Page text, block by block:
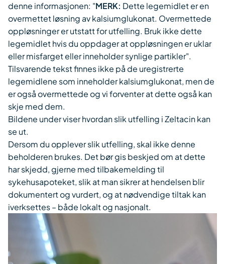
denne informasjonen: "MERK: Dette legemidlet er en
overmettet løsning av kalsiumglukonat. Overmettede
oppløsninger er utstatt for utfelling. Bruk ikke dette
legemidlet hvis du oppdager at oppløsningen er uklar
eller misfarget eller inneholder synlige partikler".
Tilsvarende tekst finnes ikke på de uregistrerte
legemidlene som inneholder kalsiumglukonat, men de
er også overmettede og vi forventer at dette også kan
skje med dem.
Bildene under viser hvordan slik utfelling i Zeltacin kan
se ut.
Dersom du opplever slik utfelling, skal ikke denne
beholderen brukes. Det bør gis beskjed om at dette
har skjedd, gjerne med tilbakemelding til
sykehusapoteket, slik at man sikrer at hendelsen blir
dokumentert og vurdert, og at nødvendige tiltak kan
iverksettes – både lokalt og nasjonalt.